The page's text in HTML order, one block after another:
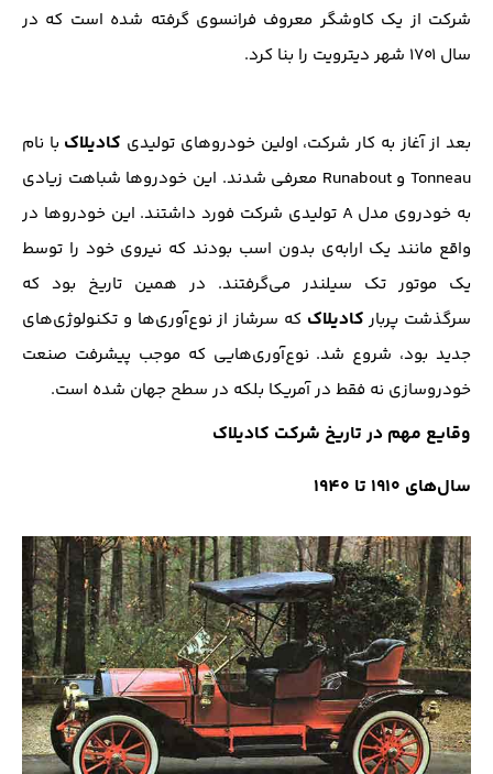
شرکت از یک کاوشگر معروف فرانسوی گرفته شده است که در
سال ۱۷۰۱ شهر دیترویت را بنا کرد.
بعد از آغاز به کار شرکت، اولین خودروهای تولیدی کادیلاک با نام
Tonneau و Runabout معرفی شدند. این خودروها شباهت زیادی
به خودروی مدل A تولیدی شرکت فورد داشتند. این خودروها در
واقع مانند یک ارابه‌ی بدون اسب بودند که نیروی خود را توسط
یک موتور تک سیلندر می‌گرفتند. در همین تاریخ بود که
سرگذشت پربارکادیلاک که سرشاز از نوع‌آوری‌ها و تکنولوژی‌های
جدید بود، شروع شد. نوع‌آوری‌هایی که موجب پیشرفت صنعت
خودروسازی نه فقط در آمریکا بلکه در سطح جهان شده است.
وقایع مهم در تاریخ شرکت کادیلاک
سال‌های ۱۹1۰ تا ۱۹4۰